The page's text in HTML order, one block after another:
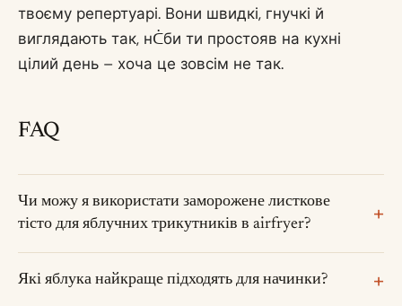
твоєму репертуарі. Вони швидкі, гнучкі й
виглядають так, нᑖби ти простояв на кухні
цілий день – хоча це зовсім не так.
FAQ
Чи можу я використати заморожене листкове
тісто для яблучних трикутників в airfryer?
Які яблука найкраще підходять для начинки?